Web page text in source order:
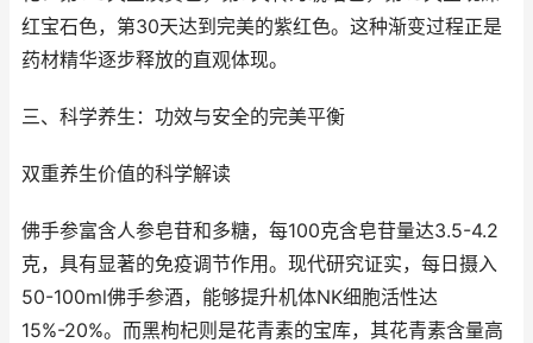
红宝石色，第30天达到完美的紫红色。这种渐变过程正是
药材精华逐步释放的直观体现。
三、科学养生：功效与安全的完美平衡
双重养生价值的科学解读
佛手参富含人参皂苷和多糖，每100克含皂苷量达3.5-4.2
克，具有显著的免疫调节作用。现代研究证实，每日摄入
50-100ml佛手参酒，能够提升机体NK细胞活性达
15%-20%。而黑枸杞则是花青素的宝库，其花青素含量高